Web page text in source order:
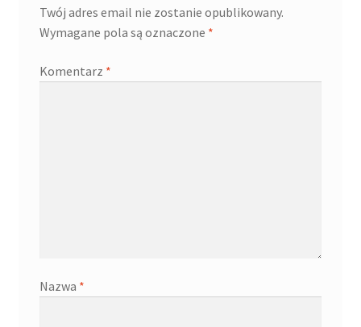
Twój adres email nie zostanie opublikowany.
Wymagane pola są oznaczone *
Komentarz *
Nazwa *